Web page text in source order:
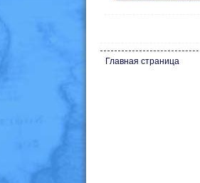
Главная страница